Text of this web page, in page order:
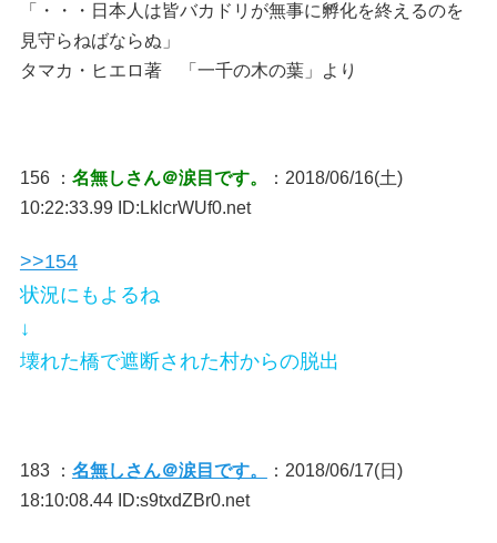
「・・・日本人は皆バカドリが無事に孵化を終えるのを
見守らねばならぬ」
タマカ・ヒエロ著 「一千の木の葉」より
156 ： 名無しさん＠涙目です。
：2018/06/16(土)
10:22:33.99 ID:LklcrWUf0.net
>>154
状況にもよるね
↓
壊れた橋で遮断された村からの脱出
183 ： 名無しさん＠涙目です。
：2018/06/17(日)
18:10:08.44 ID:s9txdZBr0.net